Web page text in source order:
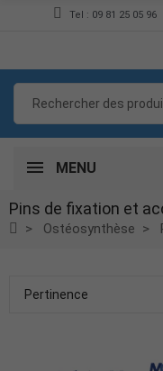
Tel : 09 81 25 05 96
MENU
Pins de fixation et
Ostéosynthèse